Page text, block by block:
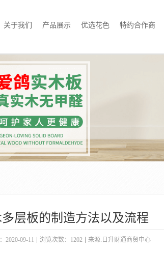
关于我们 产品展示 优选花色 特约合作商
层板的制造方法以及流程
2020-09-11 浏览次数：1202 来源:日升财通商贸中心